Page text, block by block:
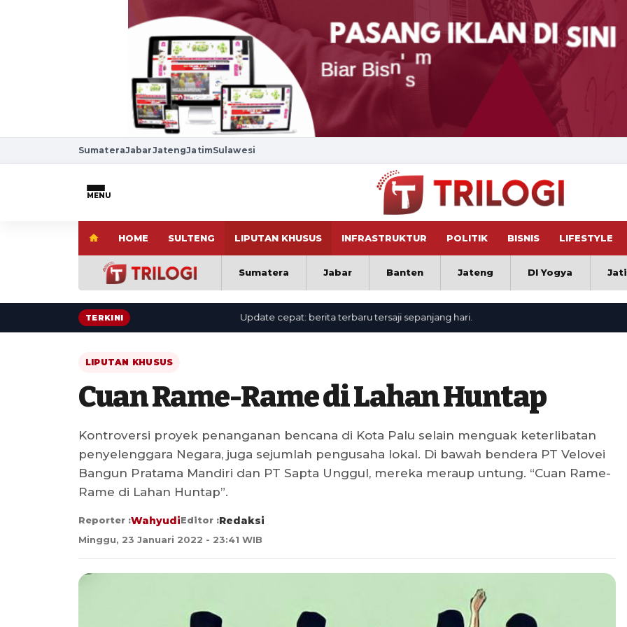
SumateraJabarJatengJatimSulawesi
MENU
HOME SULTENG LIPUTAN KHUSUS INFRASTRUKTUR POLITIK BISNIS LIFESTYLE
Sumatera Jabar Banten Jateng DI Yogya
TERKINI Update cepat: berita terbaru tersaji sepanjang hari.
LIPUTAN KHUSUS
Cuan Rame-Rame di Lahan Huntap
Kontroversi proyek penanganan bencana di Kota Palu selain menguak keterlibatan
penyelenggara Negara, juga sejumlah pengusaha lokal. Di bawah bendera PT Velovei
Bangun Pratama Mandiri dan PT Sapta Unggul, mereka meraup untung. “Cuan Rame-
Rame di Lahan Huntap”.
Reporter :WahyudiEditor :Redaksi
Minggu, 23 Januari 2022 - 23:41 WIB